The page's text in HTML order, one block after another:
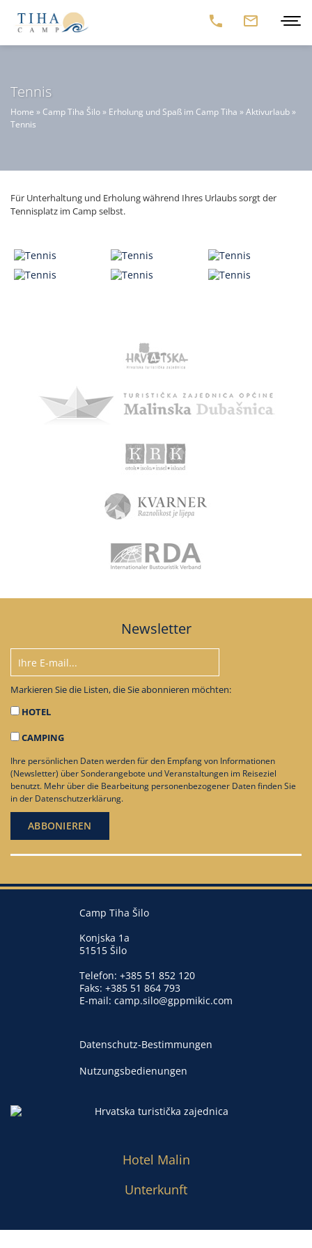
Tennis
Home » Camp Tiha Šilo » Erholung und Spaß im Camp Tiha »Aktivurlaub »
Tennis
Für Unterhaltung und Erholung während Ihres Urlaubs sorgt der
Tennisplatz im Camp selbst.
Newsletter
Markieren Sie die Listen, die Sie abonnieren möchten:
HOTEL
CAMPING
Ihre persönlichen Daten werden für den Empfang von Informationen
(Newsletter) über Sonderangebote und Veranstaltungen im Reiseziel
benutzt. Mehr über die Bearbeitung personenbezogener Daten finden Sie
in der Datenschutzerklärung.
Camp Tiha Šilo
Konjska 1a
51515 Šilo
Telefon: +385 51 852 120
Faks: +385 51 864 793
E-mail: camp.silo@gppmikic.com
Datenschutz-Bestimmungen
Nutzungsbedienungen
Hotel Malin
Unterkunft